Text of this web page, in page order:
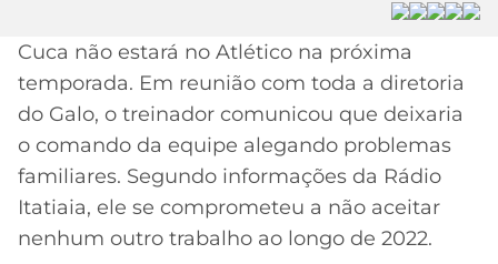
BETBOOM
CÓDIGO
INDICAÇÃO
BET365
CÓDIGO
PALMEIRAS
CORINTHIANS
SÃO
PAULO
SÉRIE
LIBERTADORES
COPA
DO
BRASIL
ESPORTIVA
MERCADO
BOLA
PALPITES
Acesse o perfil do autor
no Twitter
Cuca não estará no Atlético na próxima
temporada. Em reunião com toda a diretoria
do Galo, o treinador comunicou que deixaria
o comando da equipe alegando problemas
familiares. Segundo informações da Rádio
Itatiaia, ele se comprometeu a não aceitar
nenhum outro trabalho ao longo de 2022.